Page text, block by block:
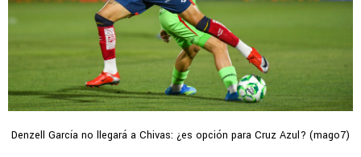
Denzell García no llegará a Chivas: ¿es opción para Cruz Azul? (mago7)